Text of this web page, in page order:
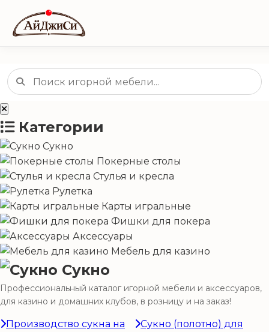
Категории
Сукно
Покерные столы
Стулья и кресла
Рулетка
Карты игральные
Фишки для покера
Аксессуары
Мебель для казино
Сукно
Профессиональный каталог игорной мебели и аксессуаров,
для казино и домашних клубов, в розницу и на заказ!
Производство сукна на
Сукно (полотно) для